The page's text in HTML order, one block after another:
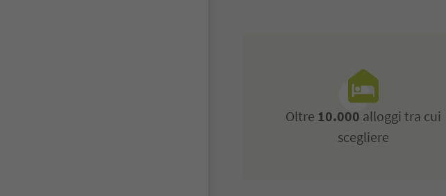
Oltre 10.000 alloggi tra cui
scegliere